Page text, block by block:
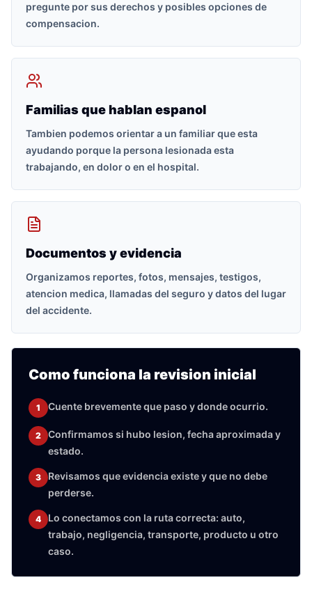
pregunte por sus derechos y posibles opciones de
compensacion.
Familias que hablan espanol
Tambien podemos orientar a un familiar que esta
ayudando porque la persona lesionada esta
trabajando, en dolor o en el hospital.
Documentos y evidencia
Organizamos reportes, fotos, mensajes, testigos,
atencion medica, llamadas del seguro y datos del lugar
del accidente.
Como funciona la revision inicial
1 Cuente brevemente que paso y donde ocurrio.
2
Confirmamos si hubo lesion, fecha aproximada y
estado.
3
Revisamos que evidencia existe y que no debe
perderse.
4
Lo conectamos con la ruta correcta: auto,
trabajo, negligencia, transporte, producto u otro
caso.